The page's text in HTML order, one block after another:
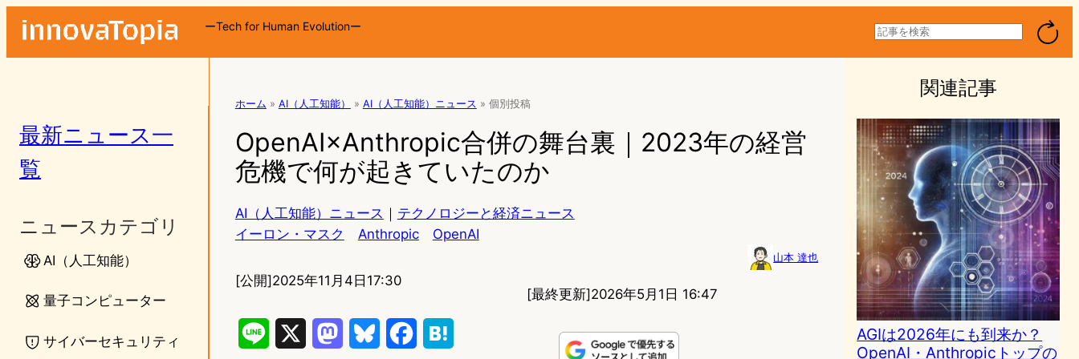
ーTech for Human Evolutionー
検
索
最新ニュース一
覧
ニュースカテゴリ
AI（人工知能）
量子コンピューター
サイバーセキュリティ
ホーム » AI（人工知能） » AI（人工知能）ニュース » 個別投稿
OpenAI×Anthropic合併の舞台裏｜2023年の経営
危機で何が起きていたのか
AI（人工知能）ニュース ｜ テクノロジーと経済ニュース
イーロン・マスク
Anthropic OpenAI
山本 達也
[公開]2025年11月4日17:30
[最終更新]2026年5月1日 16:47
関連記事
AGIは2026年にも到来か？
OpenAI・Anthropicトップの